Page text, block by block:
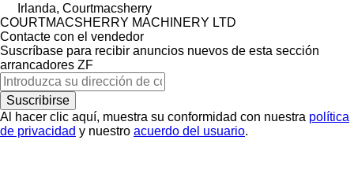
Irlanda, Courtmacsherry
COURTMACSHERRY MACHINERY LTD
Contacte con el vendedor
Suscríbase para recibir anuncios nuevos de esta sección
arrancadores ZF
Suscribirse
Al hacer clic aquí, muestra su conformidad con nuestra política
de privacidad y nuestro acuerdo del usuario.